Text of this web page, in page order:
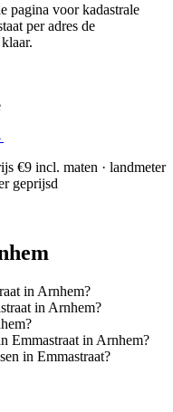
pagina voor kadastrale
per adres de
€9 incl. maten · landmeter
geprijsd
in Arnhem?
in Arnhem?
Emmastraat in Arnhem?
in Emmastraat?